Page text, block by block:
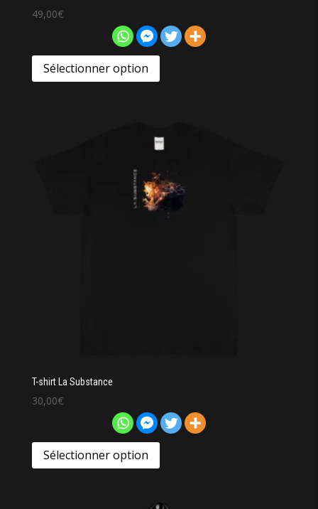
49,00€
Sélectionner option
T-shirt La Substance
30,00€
Sélectionner option